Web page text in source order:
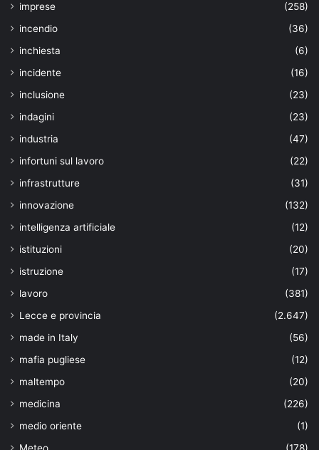
imprese
(258)
incendio
(36)
inchiesta
(6)
incidente
(16)
inclusione
(23)
indagini
(23)
industria
(47)
infortuni sul lavoro
(22)
infrastrutture
(31)
innovazione
(132)
intelligenza artificiale
(12)
istituzioni
(20)
istruzione
(17)
lavoro
(381)
Lecce e provincia
(2.647)
made in Italy
(56)
mafia pugliese
(12)
maltempo
(20)
medicina
(226)
medio oriente
(1)